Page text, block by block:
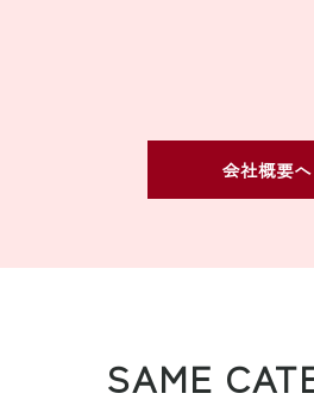
会社概要へ
SAME